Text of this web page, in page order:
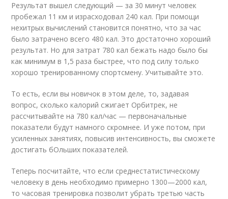
Результат вышел следующий — за 30 минут человек
пробежал 11 км и израсходовал 240 кал. При помощи
нехитрых вычислений становится понятно, что за час
было затрачено всего 480 кал. Это достаточно хороший
результат. Но для затрат 780 кал бежать надо было бы
как минимум в 1,5 раза быстрее, что под силу только
хорошо тренированному спортсмену. Учитывайте это.
То есть, если вы новичок в этом деле, то, задавая
вопрос, сколько калорий сжигает Орбитрек, не
рассчитывайте на 780 кал/час — первоначальные
показатели будут намного скромнее. И уже потом, при
усиленных занятиях, повысив интенсивность, вы сможете
достигать бОльших показателей.
Теперь посчитайте, что если среднестатистическому
человеку в день необходимо примерно 1300—2000 кал,
то часовая тренировка позволит убрать третью часть